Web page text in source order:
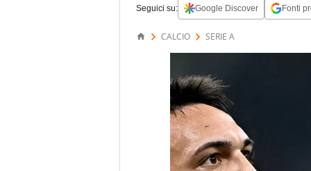
Seguici su: Google Discover Fonti
CALCIO SERIE A